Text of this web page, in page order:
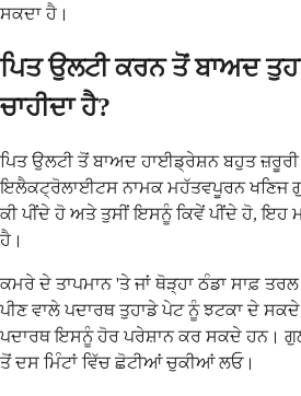
ਸਕਦਾ ਹੈ।
ਪਿਤ ਉਲਟੀ ਕਰਨ ਤੋਂ ਬਾਅਦ
ਚਾਹੀਦਾ ਹੈ?
ਪਿਤ ਉਲਟੀ ਤੋਂ ਬਾਅਦ ਹਾਈਡ੍ਰੇਸ਼ਨ ਬਹੁਤ
ਇਲੈਕਟ੍ਰੋਲਾਈਟਸ ਨਾਮਕ ਮਹੱਤਵਪੂਰਨ ਖਣਿਜ
ਕੀ ਪੀਂਦੇ ਹੋ ਅਤੇ ਤੁਸੀਂ ਇਸਨੂੰ ਕਿਵੇਂ ਪੀਂਦੇ ਹੋ, ਇਹ
ਹੈ।
ਕਮਰੇ ਦੇ ਤਾਪਮਾਨ 'ਤੇ ਜਾਂ ਥੋੜ੍ਹਾ ਠੰਡਾ ਸਾਫ਼
ਪੀਣ ਵਾਲੇ ਪਦਾਰਥ ਤੁਹਾਡੇ ਪੇਟ ਨੂੰ ਝਟਕਾ ਦੇ
ਪਦਾਰਥ ਇਸਨੂੰ ਹੋਰ ਪਰੇਸ਼ਾਨ ਕਰ ਸਕਦੇ ਹਨ।
ਤੋਂ ਦਸ ਮਿੰਟਾਂ ਵਿੱਚ ਛੋਟੀਆਂ ਚੁਕੀਆਂ ਲਓ।